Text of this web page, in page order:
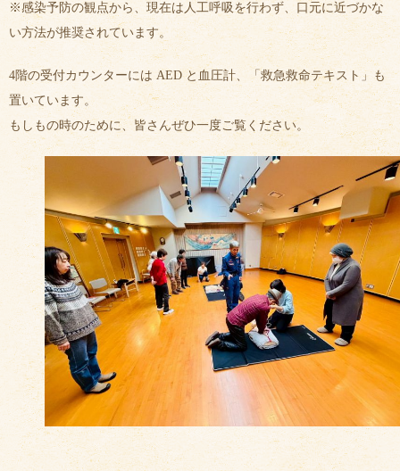
※感染予防の観点から、現在は人工呼吸を行わず、口元に近づかな
い方法が推奨されています。
4階の受付カウンターには AED と血圧計、「救急救命テキスト」も
置いています。
もしもの時のために、皆さんぜひ一度ご覧ください。